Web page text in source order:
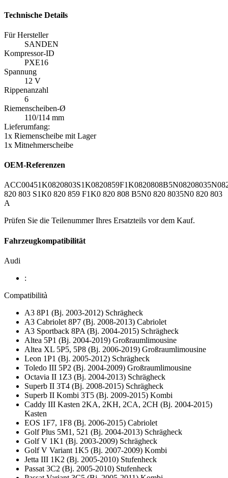
Technische Details
Für Hersteller
SANDEN
Kompressor-ID
PXE16
Spannung
12 V
Rippenanzahl
6
Riemenscheiben-Ø
110/114 mm
Lieferumfang:
1x Riemenscheibe mit Lager
1x Mitnehmerscheibe
OEM-Referenzen
ACC00451K0820803S1K0820859F1K0820808B5N0820803
820 803 S1K0 820 859 F1K0 820 808 B5N0 820 8035N0 820 803
A
Prüfen Sie die Teilenummer Ihres Ersatzteils vor dem Kauf.
Fahrzeugkompatibilität
Audi
:
Compatibilità
A3 8P1 (Bj. 2003-2012) Schrägheck
A3 Cabriolet 8P7 (Bj. 2008-2013) Cabriolet
A3 Sportback 8PA (Bj. 2004-2015) Schrägheck
Altea 5P1 (Bj. 2004-2019) Großraumlimousine
Altea XL 5P5, 5P8 (Bj. 2006-2019) Großraumlimousine
Leon 1P1 (Bj. 2005-2012) Schrägheck
Toledo III 5P2 (Bj. 2004-2009) Großraumlimousine
Octavia II 1Z3 (Bj. 2004-2013) Schrägheck
Superb II 3T4 (Bj. 2008-2015) Schrägheck
Superb II Kombi 3T5 (Bj. 2009-2015) Kombi
Caddy III Kasten 2KA, 2KH, 2CA, 2CH (Bj. 2004-2015)
Kasten
EOS 1F7, 1F8 (Bj. 2006-2015) Cabriolet
Golf Plus 5M1, 521 (Bj. 2004-2013) Schrägheck
Golf V 1K1 (Bj. 2003-2009) Schrägheck
Golf V Variant 1K5 (Bj. 2007-2009) Kombi
Jetta III 1K2 (Bj. 2005-2010) Stufenheck
Passat 3C2 (Bj. 2005-2010) Stufenheck